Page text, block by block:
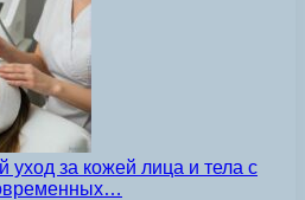
за кожей лица и тела с